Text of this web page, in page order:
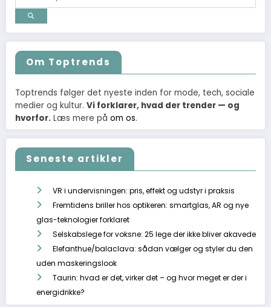
Om Toptrends
Toptrends følger det nyeste inden for mode, tech, sociale
medier og kultur. Vi forklarer, hvad der trender — og
hvorfor. Læs mere på om os.
Seneste artikler
VR i undervisningen: pris, effekt og udstyr i praksis
Fremtidens briller hos optikeren: smartglas, AR og nye
glas-teknologier forklaret
Selskabslege for voksne: 25 lege der ikke bliver akavede
Elefanthue/balaclava: sådan vælger og styler du den
uden maskeringslook
Taurin: hvad er det, virker det – og hvor meget er der i
energidrikke?